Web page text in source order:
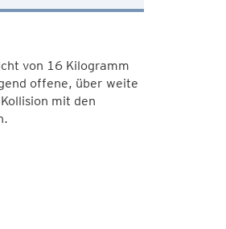
von 16 Kilogramm
offene, über weite
mit den